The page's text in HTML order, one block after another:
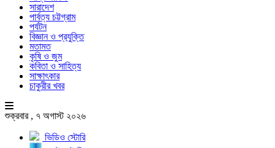
সারাদেশ
পার্বত্য চট্টগ্রাম
পর্যটন
বিজ্ঞান ও প্রযুক্তি
মতামত
কৃষি ও জুম
কবিতা ও সাহিত্য
সাক্ষাৎকার
চাকুরীর খবর
শুক্রবার , ৭ অগাস্ট ২০২৬
ভিডিও স্টোরি